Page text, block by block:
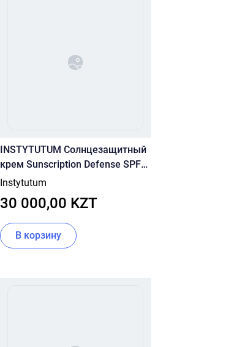
INSTYTUTUM Солнцезащитный
крем Sunscription Defense SPF
50 50ml
Instytutum
30 000,00 KZT
В корзину